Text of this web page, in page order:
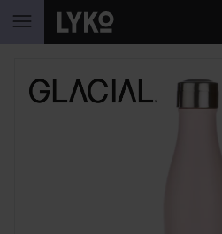
SIIRTYÄ JHK SISÄLTÖÖN